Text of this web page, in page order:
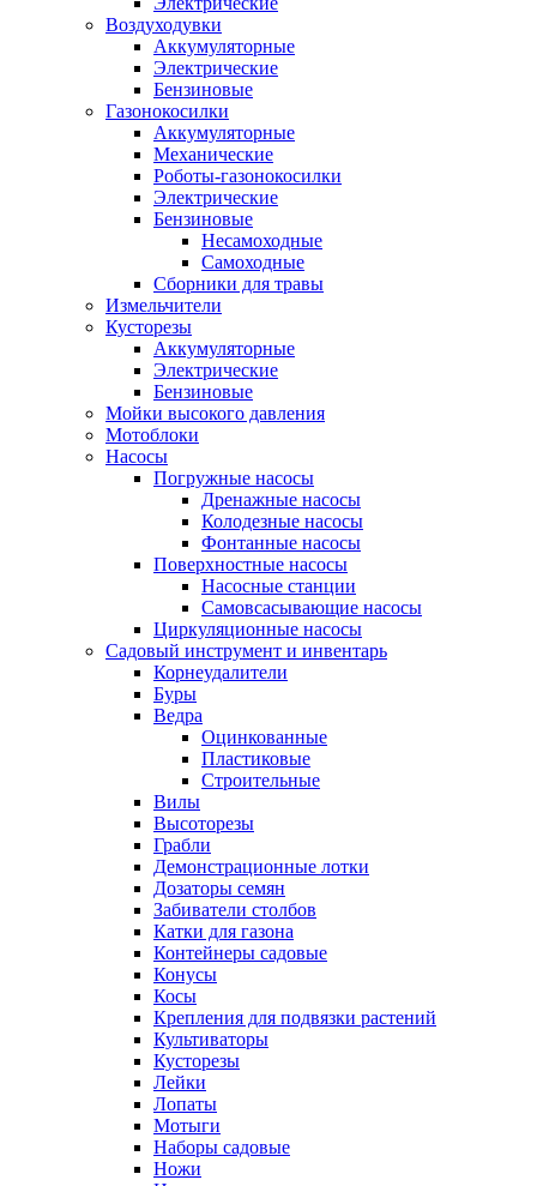
Воздуходувки
Аккумуляторные
Электрические
Бензиновые
Газонокосилки
Аккумуляторные
Механические
Роботы-газонокосилки
Электрические
Бензиновые
Несамоходные
Самоходные
Сборники для травы
Измельчители
Кусторезы
Аккумуляторные
Электрические
Бензиновые
Мойки высокого давления
Мотоблоки
Насосы
Погружные насосы
Дренажные насосы
Колодезные насосы
Фонтанные насосы
Поверхностные насосы
Насосные станции
Самовсасывающие насосы
Циркуляционные насосы
Садовый инструмент и инвентарь
Корнеудалители
Буры
Ведра
Оцинкованные
Пластиковые
Строительные
Вилы
Высоторезы
Грабли
Демонстрационные лотки
Дозаторы семян
Забиватели столбов
Катки для газона
Контейнеры садовые
Конусы
Косы
Крепления для подвязки растений
Культиваторы
Кусторезы
Лейки
Лопаты
Мотыги
Наборы садовые
Ножи